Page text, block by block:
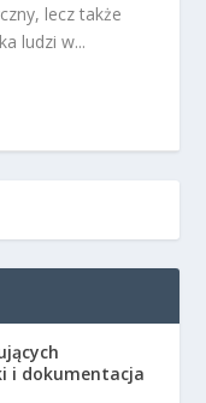
lecz także
ludzi w...
i dokumentacja